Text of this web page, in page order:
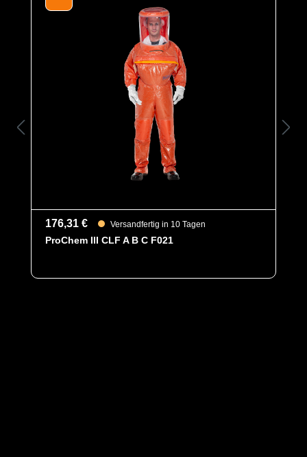
176,31 € Versandfertig in 10 Tagen
ProChem III CLF A B C F021